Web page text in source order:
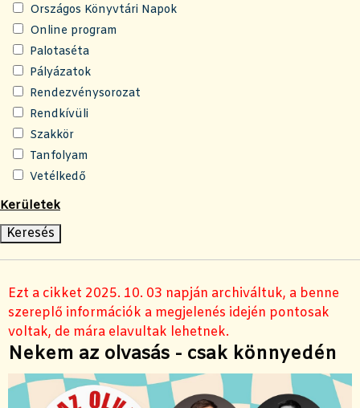
Országos Könyvtári Napok
Online program
Palotaséta
Pályázatok
Rendezvénysorozat
Rendkívüli
Szakkör
Tanfolyam
Vetélkedő
Kerületek
Ezt a cikket 2025. 10. 03 napján archiváltuk, a benne
szereplő információk a megjelenés idején pontosak
voltak, de mára elavultak lehetnek.
Nekem az olvasás - csak könnyedén